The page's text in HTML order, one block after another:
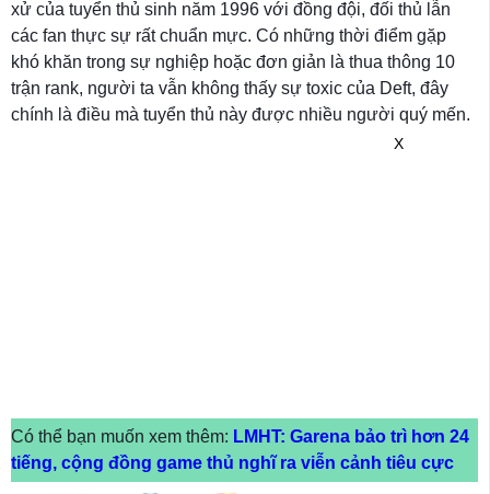
xử của tuyển thủ sinh năm 1996 với đồng đội, đối thủ lẫn
các fan thực sự rất chuẩn mực. Có những thời điểm gặp
khó khăn trong sự nghiệp hoặc đơn giản là thua thông 10
trận rank, người ta vẫn không thấy sự toxic của Deft, đây
chính là điều mà tuyển thủ này được nhiều người quý mến.
X
Có thể bạn muốn xem thêm: LMHT: Garena bảo trì hơn 24
tiếng, cộng đồng game thủ nghĩ ra viễn cảnh tiêu cực